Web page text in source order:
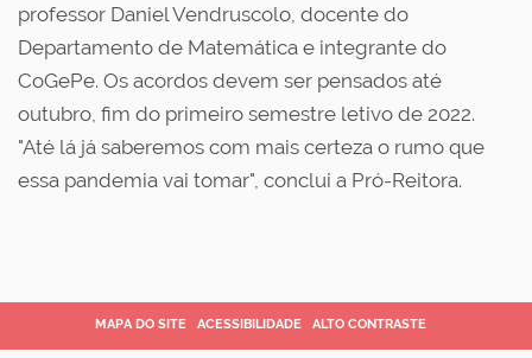
professor Daniel Vendruscolo, docente do
Departamento de Matemática e integrante do
CoGePe. Os acordos devem ser pensados até
outubro, fim do primeiro semestre letivo de 2022.
"Até lá já saberemos com mais certeza o rumo que
essa pandemia vai tomar", conclui a Pró-Reitora.
MAPA DO SITE ACESSIBILIDADE ALTO CONTRASTE